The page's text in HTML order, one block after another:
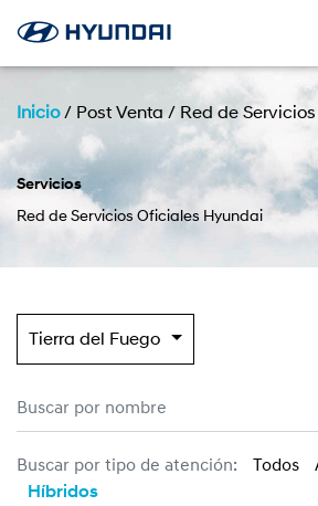
Inicio/ Post Venta / Red de
Servicios
Red de Servicios Oficiales Hyundai
Tierra del Fuego
Buscar por tipo de atención: Todos
Híbridos